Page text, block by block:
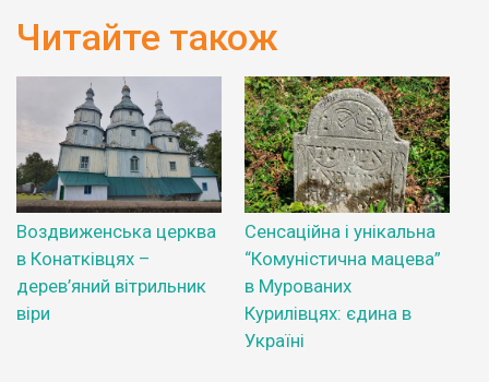
Читайте також
Воздвиженська церква
в Конатківцях –
дерев’яний вітрильник
віри
Сенсаційна і унікальна
“Комуністична мацева”
в Мурованих
Курилівцях: єдина в
Україні